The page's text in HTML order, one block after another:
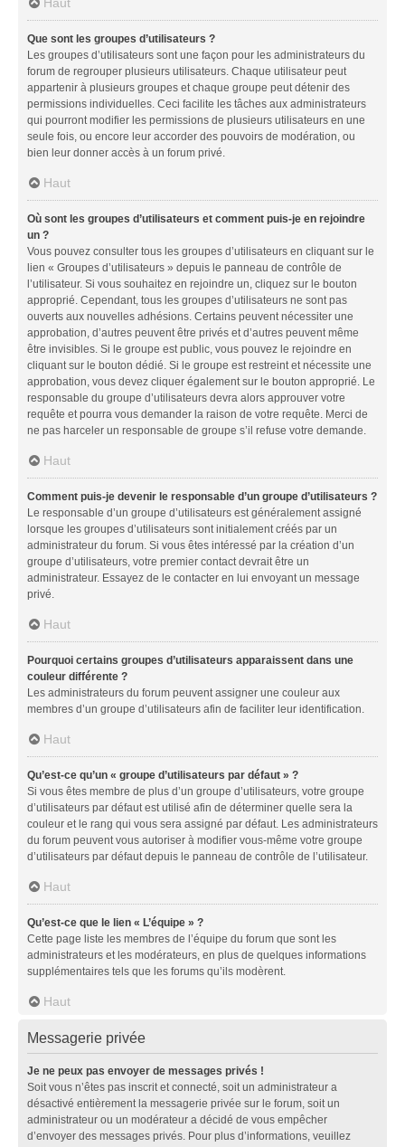
Que sont les groupes d’utilisateurs ?
Les groupes d’utilisateurs sont une façon pour les administrateurs du
forum de regrouper plusieurs utilisateurs. Chaque utilisateur peut
appartenir à plusieurs groupes et chaque groupe peut détenir des
permissions individuelles. Ceci facilite les tâches aux administrateurs
qui pourront modifier les permissions de plusieurs utilisateurs en une
seule fois, ou encore leur accorder des pouvoirs de modération, ou
bien leur donner accès à un forum privé.
Haut
Où sont les groupes d’utilisateurs et comment puis-je en rejoindre
un ?
Vous pouvez consulter tous les groupes d’utilisateurs en cliquant sur le
lien « Groupes d’utilisateurs » depuis le panneau de contrôle de
l’utilisateur. Si vous souhaitez en rejoindre un, cliquez sur le bouton
approprié. Cependant, tous les groupes d’utilisateurs ne sont pas
ouverts aux nouvelles adhésions. Certains peuvent nécessiter une
approbation, d’autres peuvent être privés et d’autres peuvent même
être invisibles. Si le groupe est public, vous pouvez le rejoindre en
cliquant sur le bouton dédié. Si le groupe est restreint et nécessite une
approbation, vous devez cliquer également sur le bouton approprié. Le
responsable du groupe d’utilisateurs devra alors approuver votre
requête et pourra vous demander la raison de votre requête. Merci de
ne pas harceler un responsable de groupe s’il refuse votre demande.
Haut
Comment puis-je devenir le responsable d’un groupe d’utilisateurs ?
Le responsable d’un groupe d’utilisateurs est généralement assigné
lorsque les groupes d’utilisateurs sont initialement créés par un
administrateur du forum. Si vous êtes intéressé par la création d’un
groupe d’utilisateurs, votre premier contact devrait être un
administrateur. Essayez de le contacter en lui envoyant un message
privé.
Haut
Pourquoi certains groupes d’utilisateurs apparaissent dans une
couleur différente ?
Les administrateurs du forum peuvent assigner une couleur aux
membres d’un groupe d’utilisateurs afin de faciliter leur identification.
Haut
Qu’est-ce qu’un « groupe d’utilisateurs par défaut » ?
Si vous êtes membre de plus d’un groupe d’utilisateurs, votre groupe
d’utilisateurs par défaut est utilisé afin de déterminer quelle sera la
couleur et le rang qui vous sera assigné par défaut. Les administrateurs
du forum peuvent vous autoriser à modifier vous-même votre groupe
d’utilisateurs par défaut depuis le panneau de contrôle de l’utilisateur.
Haut
Qu’est-ce que le lien « L’équipe » ?
Cette page liste les membres de l’équipe du forum que sont les
administrateurs et les modérateurs, en plus de quelques informations
supplémentaires tels que les forums qu’ils modèrent.
Haut
Messagerie privée
Je ne peux pas envoyer de messages privés !
Soit vous n’êtes pas inscrit et connecté, soit un administrateur a
désactivé entièrement la messagerie privée sur le forum, soit un
administrateur ou un modérateur a décidé de vous empêcher
d’envoyer des messages privés. Pour plus d’informations, veuillez